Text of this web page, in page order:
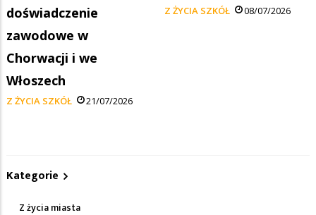
doświadczenie
zawodowe w
Chorwacji i we
Włoszech
Z ŻYCIA SZKÓŁ 21/07/2026
Z ŻYCIA SZKÓŁ 08/07/2026
Kategorie
Z życia miasta